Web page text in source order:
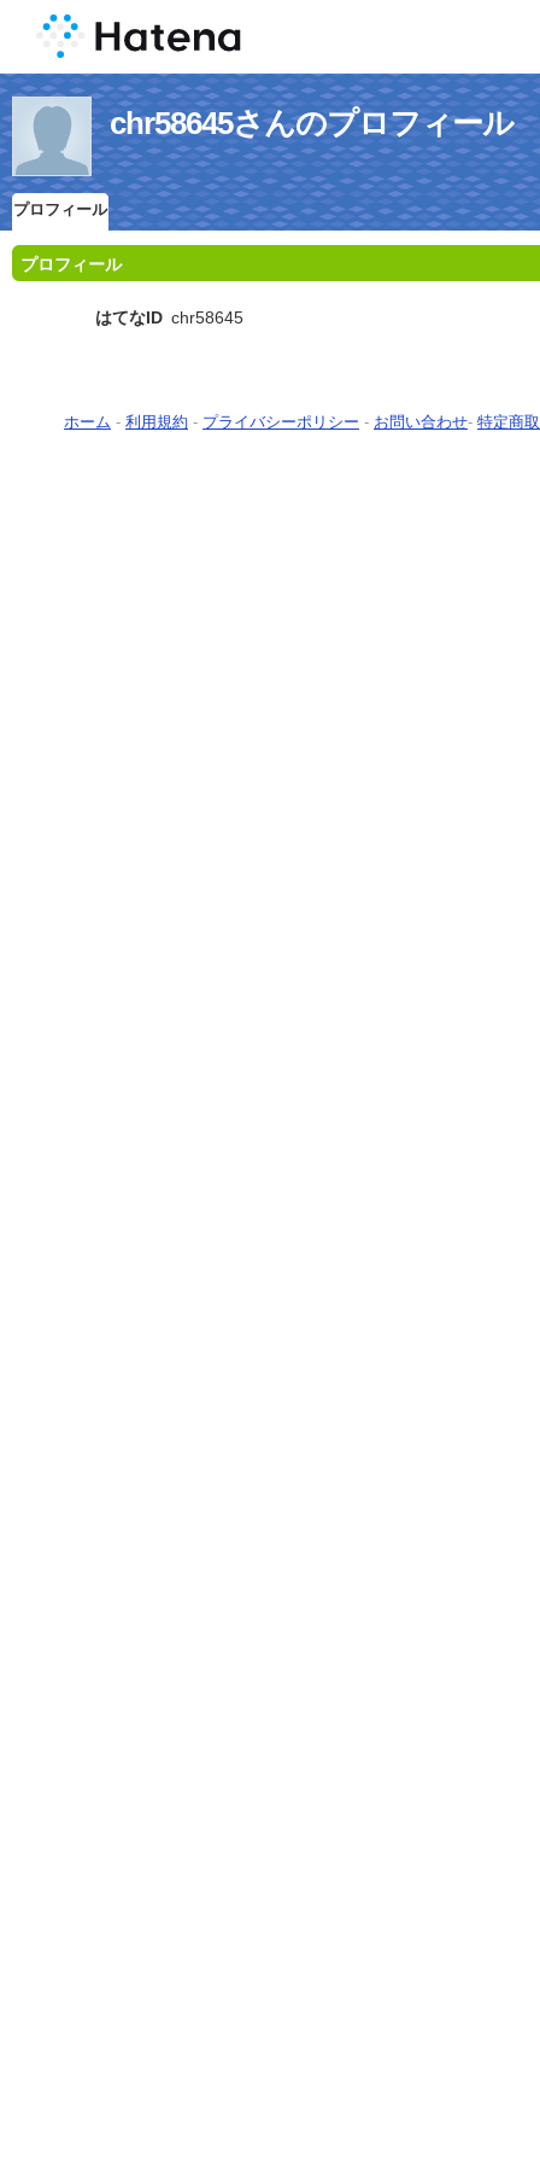
chr58645さんのプロフィール
プロフィール
プロフィール
はてなID chr58645
ホーム - 利用規約 - プライバシーポリシー - お問い合わせ- 特定商